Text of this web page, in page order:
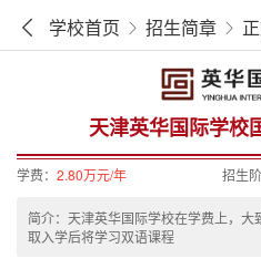
学校首页 招生简章
天津英华国际学校
学费： 2.80万元/年 招生阶
简介：天津英华国际学校在学费上，
取入学后将学习双语课程